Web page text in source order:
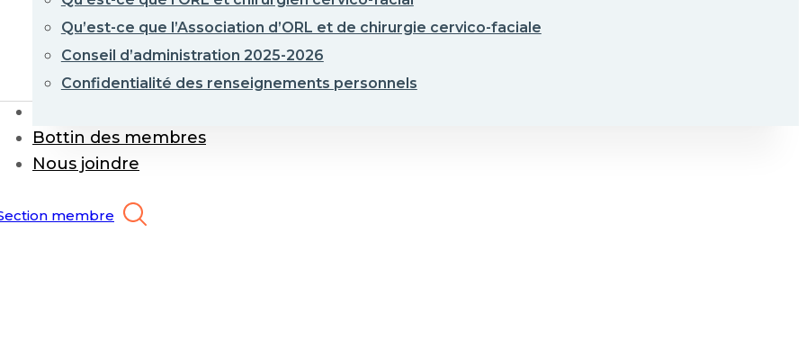
Qu’est-ce que l’Association d’ORL et de chirurgie cervico-faciale
Conseil d’administration 2025-2026
Confidentialité des renseignements personnels
Bottin des membres
Nous joindre
membre